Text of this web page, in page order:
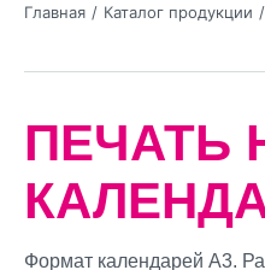
Главная Каталог продукции
ПЕЧАТЬ
Формат календарей А3.